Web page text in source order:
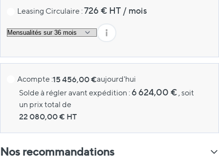
Leasing Circulaire :726 € HT / mois
Acompte :15 456,00 €aujourd'hui
Solde à régler avant expédition : 6 624,00 € , soit
un prix total de
22 080,00€ HT
Nos recommandations